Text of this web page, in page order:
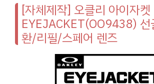
[자체제작] 오클리 아이자켓
EYEJACKET(OO9438) 선
환/리필/스페어 렌즈